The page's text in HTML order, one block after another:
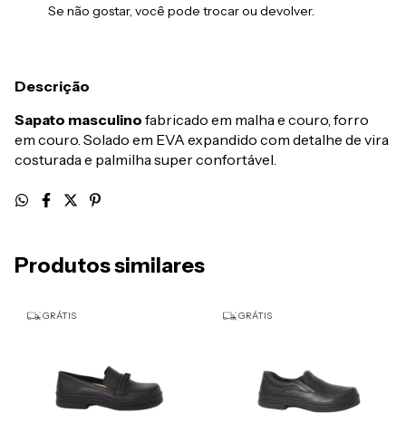
Se não gostar, você pode trocar ou devolver.
Descrição
Sapato masculino fabricado em malha e couro, forro
em couro. Solado em EVA expandido com detalhe de vira
costurada e palmilha super confortável.
Produtos similares
GRÁTIS GRÁTIS